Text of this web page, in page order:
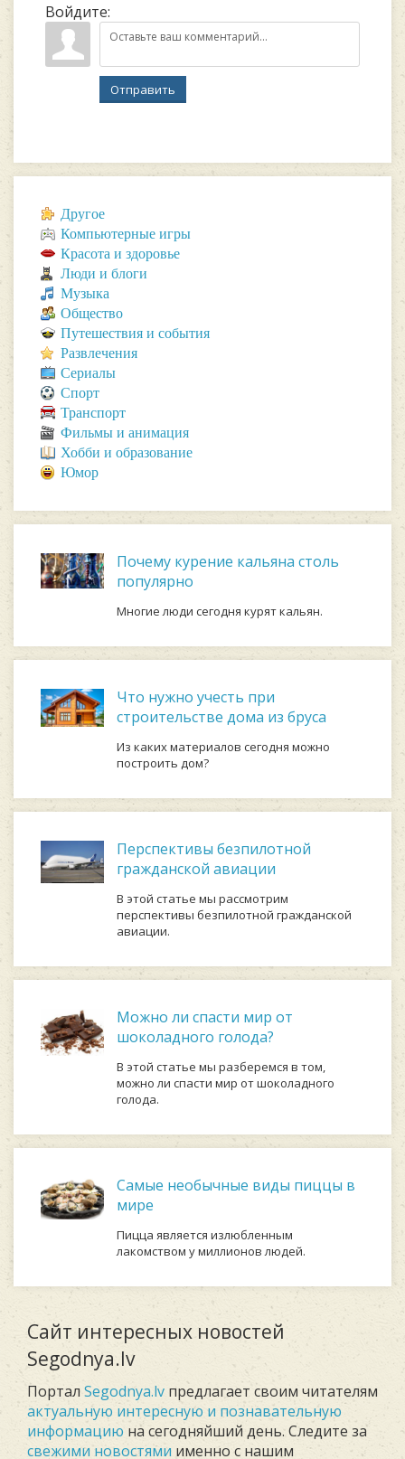
Войдите:
Отправить
Другое
Компьютерные игры
Красота и здоровье
Люди и блоги
Музыка
Общество
Путешествия и события
Развлечения
Сериалы
Спорт
Транспорт
Фильмы и анимация
Хобби и образование
Юмор
Почему курение кальяна столь
популярно
Многие люди сегодня курят кальян.
Что нужно учесть при
строительстве дома из бруса
Из каких материалов сегодня можно
построить дом?
Перспективы безпилотной
гражданской авиации
В этой статье мы рассмотрим
перспективы безпилотной гражданской
авиации.
Можно ли спасти мир от
шоколадного голода?
В этой статье мы разберемся в том,
можно ли спасти мир от шоколадного
голода.
Самые необычные виды пиццы в
мире
Пицца является излюбленным
лакомством у миллионов людей.
Сайт интересных новостей
Segodnya.lv
ПорталSegodnya.lv предлагает своим читателям
актуальную интересную и познавательную
информацию на сегодняйший день. Следите за
свежими новостями именно с нашим